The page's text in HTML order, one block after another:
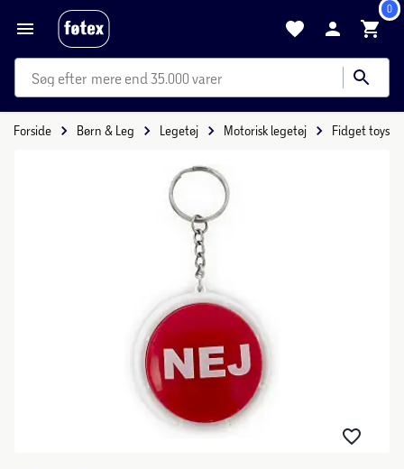
0
mere end 35.000 varer
Forside Børn & Leg Legetøj Motorisk legetøj Fidget toys